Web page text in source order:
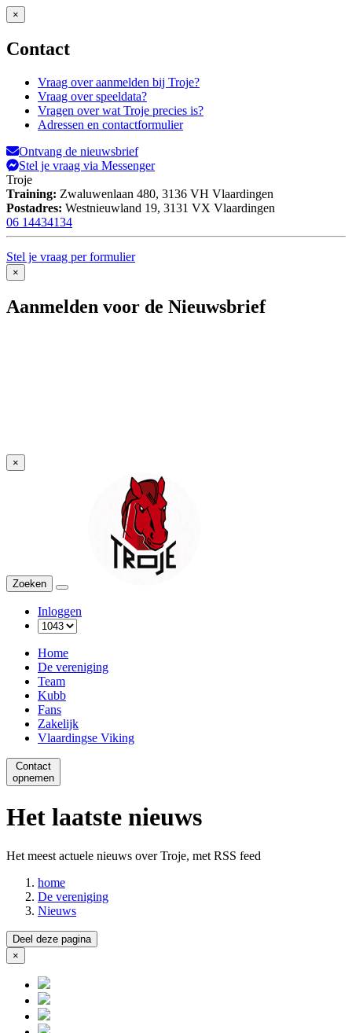
×
Contact
Vraag over aanmelden bij Troje?
Vraag over speeldata?
Vragen over wat Troje precies is?
Adressen en contactformulier
Ontvang de nieuwsbrief
Stel je vraag via Messenger
Troje
Training: Zwaluwenlaan 480, 3136 VH Vlaardingen
Postadres: Westnieuwland 19, 3131 VX Vlaardingen
06 14434134
Stel je vraag per formulier
×
Aanmelden voor de Nieuwsbrief
×
Zoeken
Menu
Inloggen
Home
De vereniging
Team
Kubb
Fans
Zakelijk
Vlaardingse Viking
Contact
opnemen
Het laatste nieuws
Het meest actuele nieuws over Troje, met RSS feed
home
De vereniging
Nieuws
Deel deze pagina
×
Close